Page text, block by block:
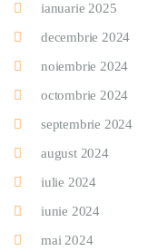
ianuarie 2025
decembrie 2024
noiembrie 2024
octombrie 2024
septembrie 2024
august 2024
iulie 2024
iunie 2024
mai 2024